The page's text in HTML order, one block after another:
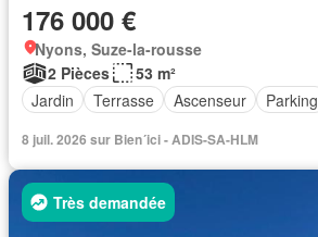
176 000 €
Nyons, Suze-la-rousse
2 Pièces
53 m²
Jardin
Terrasse Ascenseur Parking
8 juil. 2026 sur Bien´ici - ADIS-SA-HLM
Très demandée